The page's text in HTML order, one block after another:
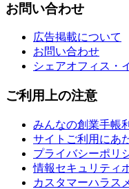
お問い合わせ
広告掲載について
お問い合わせ
シェアオフィス・
ご利用上の注意
みんなの創業手帳
サイトご利用にあ
プライバシーポリ
情報セキュリティ
カスタマーハラス